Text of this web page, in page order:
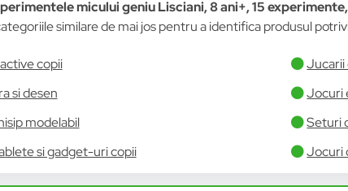
micului geniu Lisciani, 8 ani+, 15
similare de mai jos pentru a identifica produsul
copii
Jucarii
si desen
Jocuri
modelabil
Seturi
si gadget-uri copii
Jocuri